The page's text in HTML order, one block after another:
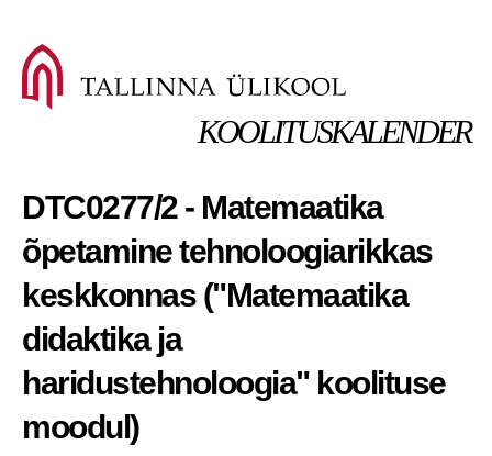
KOOLITUSKALENDER
DTC0277/2 - Matemaatika
õpetamine tehnoloogiarikkas
keskkonnas ("Matemaatika
didaktika ja
haridustehnoloogia" koolituse
moodul)